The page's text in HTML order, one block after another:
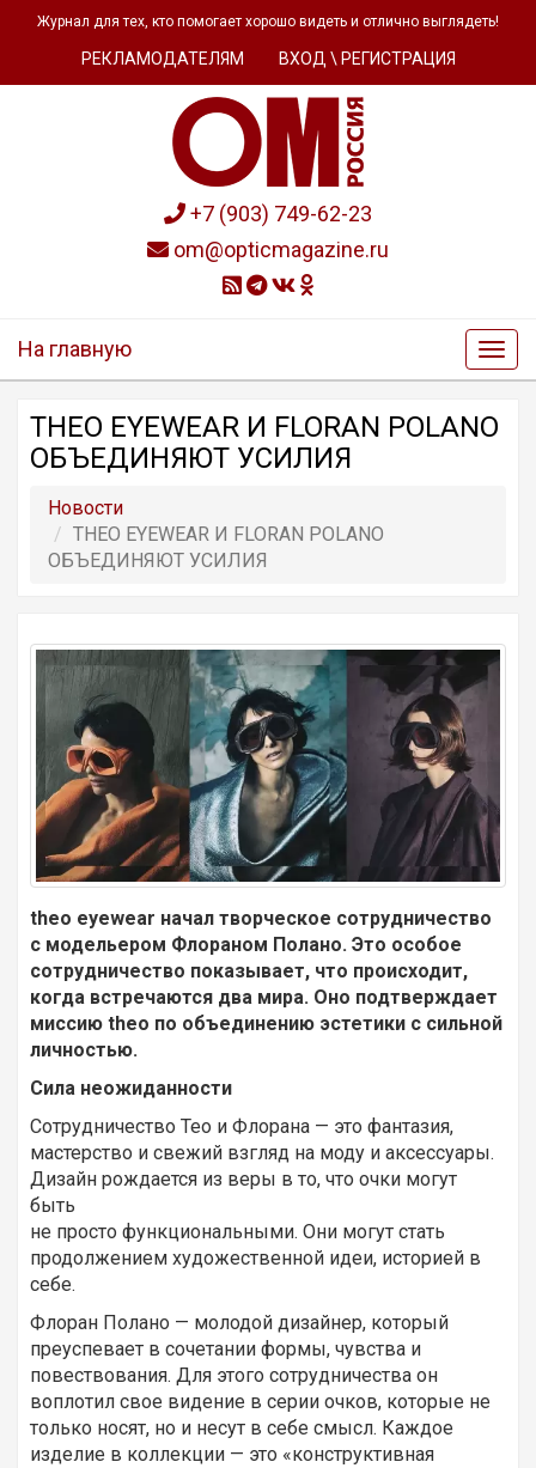
Журнал для тех, кто помогает хорошо видеть и отлично выглядеть!
РЕКЛАМОДАТЕЛЯМ ВХОД \ РЕГИСТРАЦИЯ
+7 (903) 749-62-23
om@opticmagazine.ru
На главную
THEO EYEWEAR И FLORAN POLANO
ОБЪЕДИНЯЮТ УСИЛИЯ
Новости
THEO EYEWEAR И FLORAN POLANO
ОБЪЕДИНЯЮТ УСИЛИЯ
theo eyewear начал творческое сотрудничество
с модельером Флораном Полано. Это особое
сотрудничество показывает, что происходит,
когда встречаются два мира. Оно подтверждает
миссию theo по объединению эстетики с сильной
личностью.
Сила неожиданности
Сотрудничество Тео и Флорана — это фантазия,
мастерство и свежий взгляд на моду и аксессуары.
Дизайн рождается из веры в то, что очки могут
быть
не просто функциональными. Они могут стать
продолжением художественной идеи, историей в
себе.
Флоран Полано — молодой дизайнер, который
преуспевает в сочетании формы, чувства и
повествования. Для этого сотрудничества он
воплотил свое видение в серии очков, которые не
только носят, но и несут в себе смысл. Каждое
изделие в коллекции — это «конструктивная